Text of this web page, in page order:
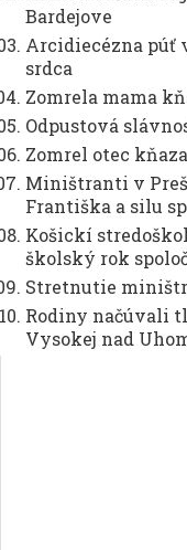
Bardejove
Arcidiecézna púť
srdca
Zomrela mama
Odpustová
Zomrel otec
Miništranti v
Františka a silu
Košickí
školský rok
Stretnutie
Rodiny načúvali
Vysokej nad